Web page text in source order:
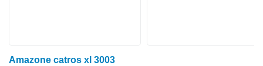
Amazone catros xl 3003